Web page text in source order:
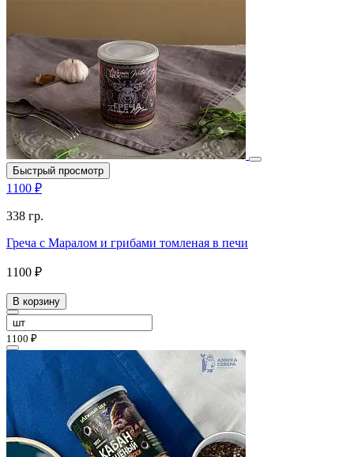
Быстрый просмотр
1100 ₽
338 гр.
Греча с Маралом и грибами томленая в печи
1100 ₽
В корзину
1100 ₽